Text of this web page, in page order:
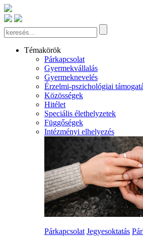
Témakörök
Párkapcsolat
Gyermekvállalás
Gyermeknevelés
Érzelmi-pszichológiai
Közösségek
Hitélet
Speciális élethelyzetek
Függőségek
Intézményi elhelyezés
Párkapcsolat Jegyesoktatás